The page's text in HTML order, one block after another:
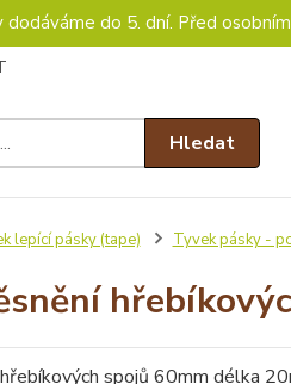
do 5. dní. Před
Hledat
lepící pásky (tape) Tyvek pásky -